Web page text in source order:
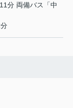
分 両備バス「中